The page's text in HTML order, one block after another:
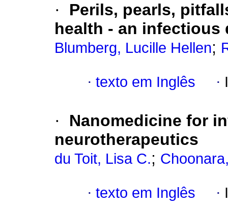
·
Perils, pearls,
health - an infectious
Blumberg, Lucille Hellen;
· texto em Inglês ·
·
Nanomedicine for
neurotherapeutics
du Toit, Lisa C.;
· texto em Inglês ·